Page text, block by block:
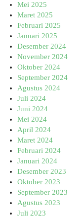
Mei 2025
Maret 2025
Februari 2025
Januari 2025
Desember 2024
November 2024
Oktober 2024
September 2024
Agustus 2024
Juli 2024
Juni 2024
Mei 2024
April 2024
Maret 2024
Februari 2024
Januari 2024
Desember 2023
Oktober 2023
September 2023
Agustus 2023
Juli 2023